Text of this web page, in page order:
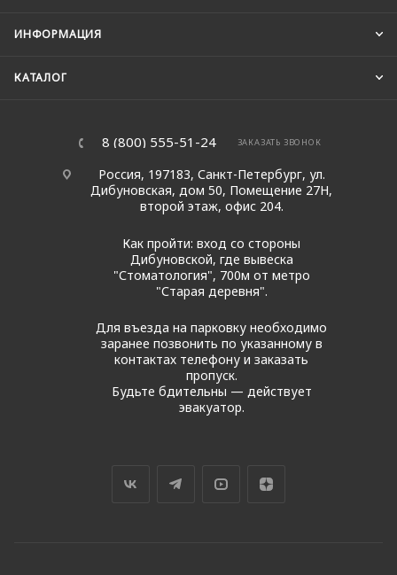
ИНФОРМАЦИЯ
КАТАЛОГ
8 (800) 555-51-24 ЗАКАЗАТЬ ЗВОНОК
Россия, 197183, Санкт-Петербург, ул.
Дибуновская, дом 50, Помещение 27Н,
второй этаж, офис 204.
Как пройти: вход со стороны
Дибуновской, где вывеска
"Стоматология", 700м от метро
"Старая деревня".
Для въезда на парковку необходимо
заранее позвонить по указанному в
контактах телефону и заказать
пропуск.
Будьте бдительны — действует
эвакуатор.